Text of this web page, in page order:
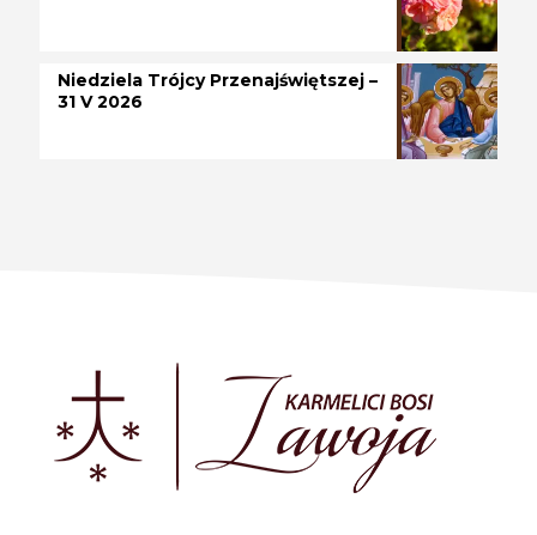
Niedziela Trójcy Przenajświętszej –
31 V 2026